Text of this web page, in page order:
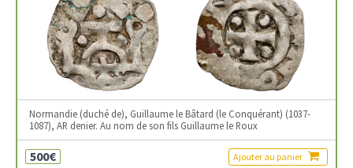
Normandie (duché de), Guillaume le Bâtard (le Conquérant) (1037-
1087), AR denier. Au nom de son fils Guillaume le Roux
500€ Ajouter au panier